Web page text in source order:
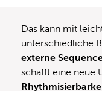
Das kann mit
unterschiedliche
externe
schafft eine neue